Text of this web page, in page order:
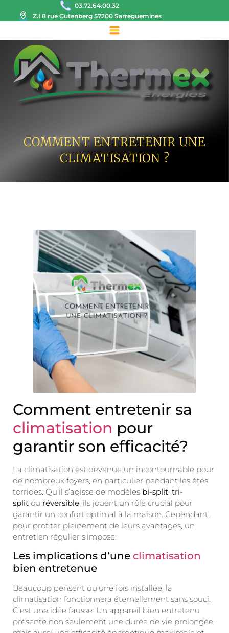
03.72.64.00.32
Z.I 8 rue Gutenberg 57200 Sarreguemines
COMMENT ENTRETENIR UNE
CLIMATISATION ?
Comment entretenir sa
climatisation pour
garantir son efficacité?
La climatisation est devenue un incontournable pour
de nombreux foyers, en particulier pendant les étés
torrides. Qu’il s’agisse de modèles bi-split tri-
split ou réversible , ils jouent un rôle crucial pour
garantir un confort optimal à la maison. Cependant,
pour profiter pleinement de leurs avantages, un
entretien régulier s’impose.
Les implications d’une climatisation
bien entretenue
Beaucoup pensent qu’une fois installée, la
climatisation fonctionnera éternellement sans souci.
C’est une idée fausse. Un appareil bien entretenu
présente non seulement une durée de vie prolongée,